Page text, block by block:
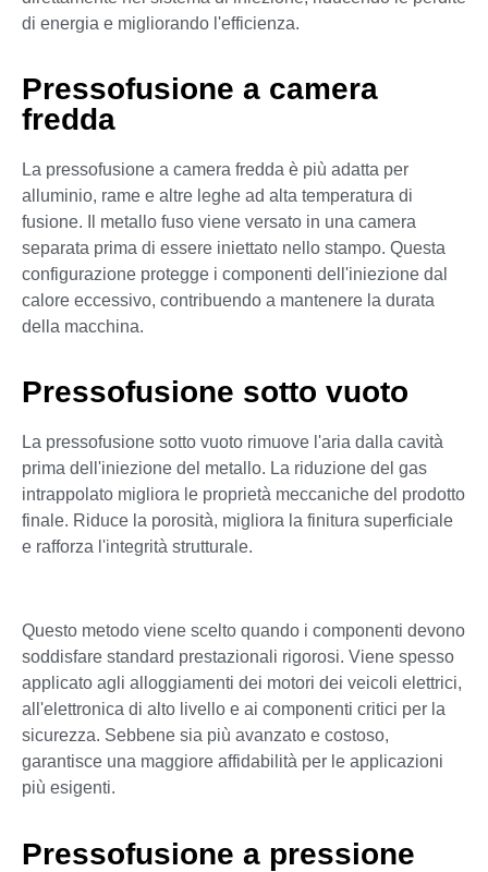
di energia e migliorando l'efficienza.
Pressofusione a camera
fredda
La pressofusione a camera fredda è più adatta per
alluminio, rame e altre leghe ad alta temperatura di
fusione. Il metallo fuso viene versato in una camera
separata prima di essere iniettato nello stampo. Questa
configurazione protegge i componenti dell'iniezione dal
calore eccessivo, contribuendo a mantenere la durata
della macchina.
Pressofusione sotto vuoto
La pressofusione sotto vuoto rimuove l'aria dalla cavità
prima dell'iniezione del metallo. La riduzione del gas
intrappolato migliora le proprietà meccaniche del prodotto
finale. Riduce la porosità, migliora la finitura superficiale
e rafforza l'integrità strutturale.
Questo metodo viene scelto quando i componenti devono
soddisfare standard prestazionali rigorosi. Viene spesso
applicato agli alloggiamenti dei motori dei veicoli elettrici,
all'elettronica di alto livello e ai componenti critici per la
sicurezza. Sebbene sia più avanzato e costoso,
garantisce una maggiore affidabilità per le applicazioni
più esigenti.
Pressofusione a pressione